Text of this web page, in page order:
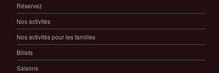
Réservez
Nos activités
Nos activités pour les familles
Billets
Saisons